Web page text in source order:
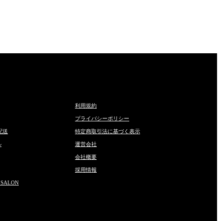
送
利用規約
プライバシーポリシー
特定商取引法に基づく表示
運営会社
会社概要
採用情報